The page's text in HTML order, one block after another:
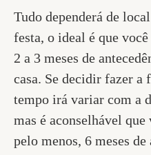
Tudo dependerá de
festa, o ideal é que
2 a 3 meses de
casa. Se decidir fazer a
tempo irá variar com a
mas é aconselhável
pelo menos, 6 meses de